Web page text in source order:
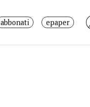
abbonati epaper